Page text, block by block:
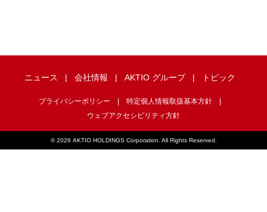
ニュース 会社情報 AKTIO グループ トピック
プライバシーポリシー
特定個人情報取扱基本方針
ウェブアクセシビリティ方針
©2026 AKTIO HOLDINGS Corporation. All Rights Reserved.